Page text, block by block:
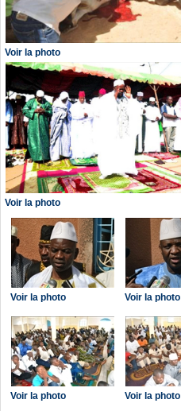
Voir la photo
Voir la photo
Voir la photo Voir la photo
Voir la photo Voir la photo